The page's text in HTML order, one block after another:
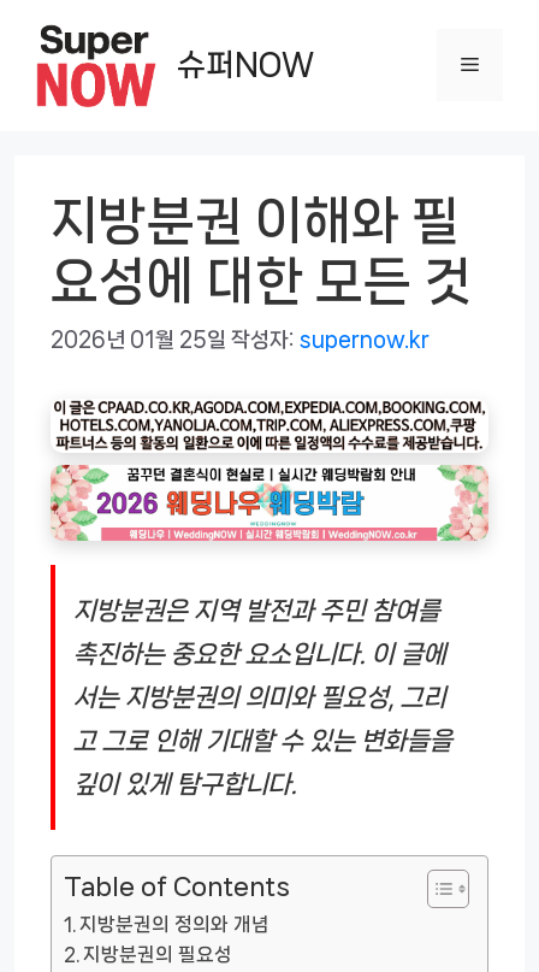
슈퍼NOW 메
지방분권 이해와 필
요성에 대한 모든 것
2026년 01월 25일 작성자: supernow.kr
지방분권은 지역 발전과 주민 참여를
촉진하는 중요한 요소입니다. 이 글에
서는 지방분권의 의미와 필요성, 그리
고 그로 인해 기대할 수 있는 변화들을
깊이 있게 탐구합니다.
Table of Contents
지방분권의 정의와 개념
지방분권의 필요성